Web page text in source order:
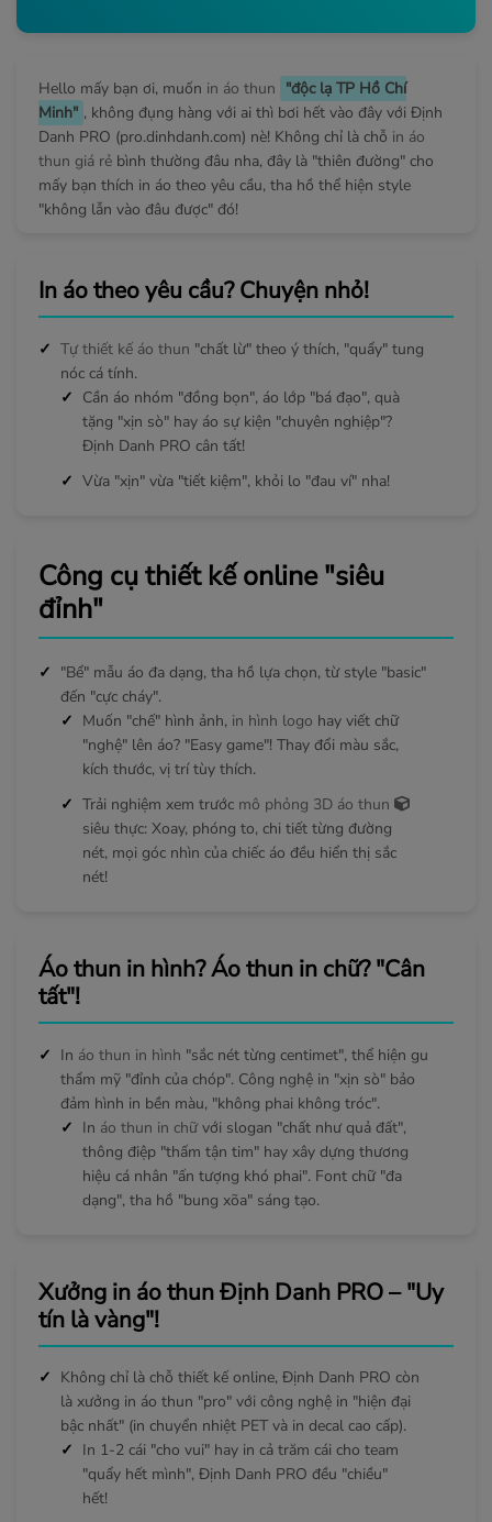
Hello mấy bạn ơi, muốn in áo thun "độc lạ TP Hồ Chí
Minh" , không đụng hàng với ai thì bơi hết vào đây với Định
Danh PRO (pro.dinhdanh.com) nè! Không chỉ là chỗ in áo
thun giá rẻ bình thường đâu nha, đây là "thiên đường" cho
mấy bạn thích in áo theo yêu cầu, tha hồ thể hiện style
"không lẫn vào đâu được" đó!
In áo theo yêu cầu? Chuyện nhỏ!
Tự thiết kế áo thun "chất lừ" theo ý thích, "quẩy" tung
nóc cá tính.
Cần áo nhóm "đồng bọn", áo lớp "bá đạo", quà
tặng "xịn sò" hay áo sự kiện "chuyên nghiệp"?
Định Danh PRO cân tất!
Vừa "xịn" vừa "tiết kiệm", khỏi lo "đau ví" nha!
Công cụ thiết kế online "siêu
đỉnh"
"Bể" mẫu áo đa dạng, tha hồ lựa chọn, từ style "basic"
đến "cực cháy".
Muốn "chế" hình ảnh, in hình logo hay viết chữ
"nghệ" lên áo? "Easy game"! Thay đổi màu sắc,
kích thước, vị trí tùy thích.
Trải nghiệm xem trước mô phỏng 3D áo thun
siêu thực: Xoay, phóng to, chi tiết từng đường
nét, mọi góc nhìn của chiếc áo đều hiển thị sắc
nét!
Áo thun in hình? Áo thun in chữ? "Cân
tất"!
In áo thun in hình "sắc nét từng centimet", thể hiện gu
thẩm mỹ "đỉnh của chóp". Công nghệ in "xịn sò" bảo
đảm hình in bền màu, "không phai không tróc".
In áo thun in chữ với slogan "chất như quả đất",
thông điệp "thấm tận tim" hay xây dựng thương
hiệu cá nhân "ấn tượng khó phai". Font chữ "đa
dạng", tha hồ "bung xõa" sáng tạo.
Xưởng in áo thun Định Danh PRO – "Uy
tín là vàng"!
Không chỉ là chỗ thiết kế online, Định Danh PRO còn
là xưởng in áo thun "pro" với công nghệ in "hiện đại
bậc nhất" (in chuyển nhiệt PET và in decal cao cấp).
In 1-2 cái "cho vui" hay in cả trăm cái cho team
"quẩy hết mình", Định Danh PRO đều "chiều"
hết!